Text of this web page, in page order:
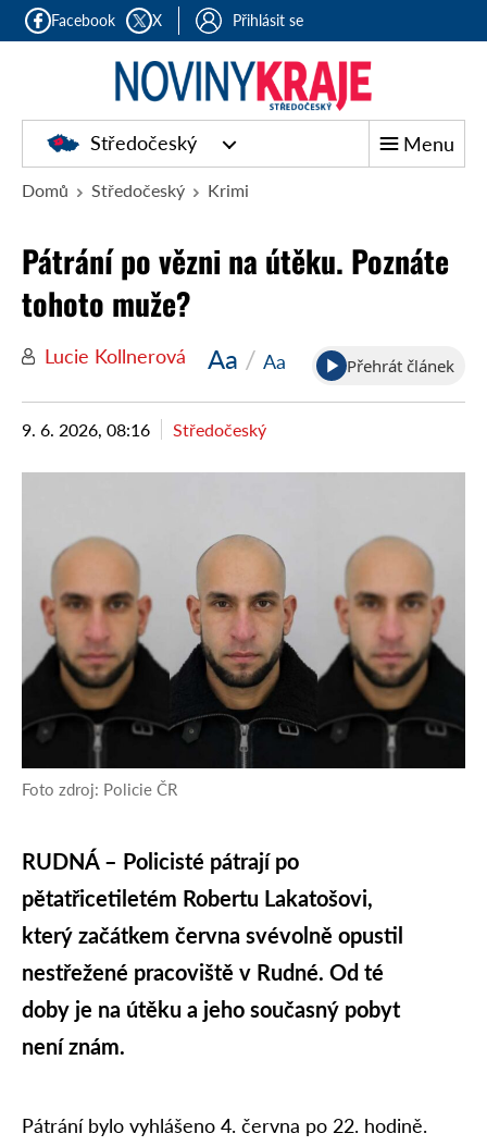
Facebook X Přihlásit se
Středočeský Menu
Domů Středočeský Krimi
Pátrání po vězni na útěku. Poznáte
tohoto muže?
Lucie Kollnerová Aa / Aa Přehrát článek
9. 6. 2026, 08:16 Středočeský
Foto zdroj: Policie ČR
RUDNÁ – Policisté pátrají po
pětatřicetiletém Robertu Lakatošovi,
který začátkem června svévolně opustil
nestřežené pracoviště v Rudné. Od té
doby je na útěku a jeho současný pobyt
není znám.
Pátrání bylo vyhlášeno 4. června po 22. hodině.